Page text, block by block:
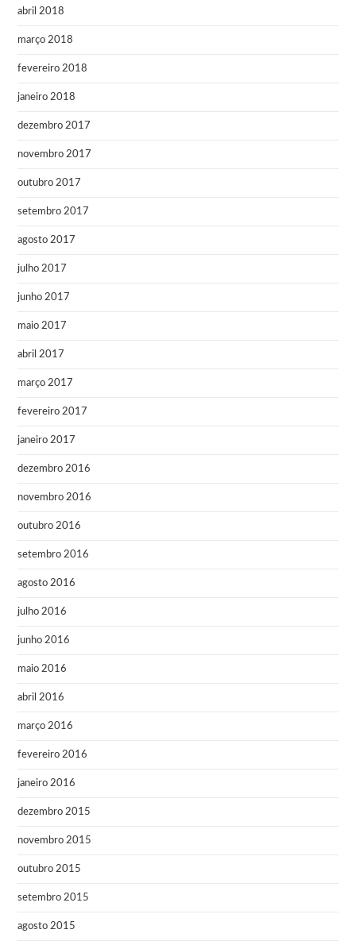
abril 2018
março 2018
fevereiro 2018
janeiro 2018
dezembro 2017
novembro 2017
outubro 2017
setembro 2017
agosto 2017
julho 2017
junho 2017
maio 2017
abril 2017
março 2017
fevereiro 2017
janeiro 2017
dezembro 2016
novembro 2016
outubro 2016
setembro 2016
agosto 2016
julho 2016
junho 2016
maio 2016
abril 2016
março 2016
fevereiro 2016
janeiro 2016
dezembro 2015
novembro 2015
outubro 2015
setembro 2015
agosto 2015